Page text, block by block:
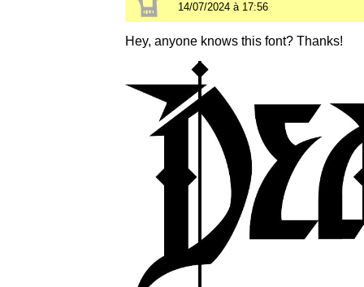
14/07/2024 à 17:56
Hey, anyone knows this font? Thanks!